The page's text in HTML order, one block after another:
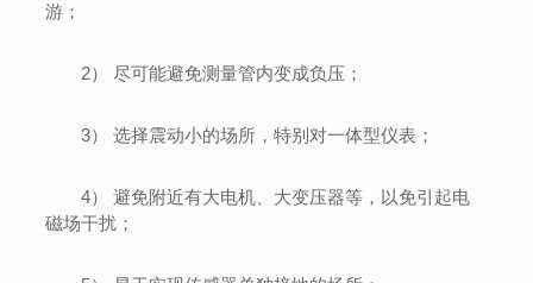
游；
2） 尽可能避免测量管内变成负压；
3） 选择震动小的场所，特别对一体型仪表；
4） 避免附近有大电机、大变压器等，以免引起电
磁场干扰；